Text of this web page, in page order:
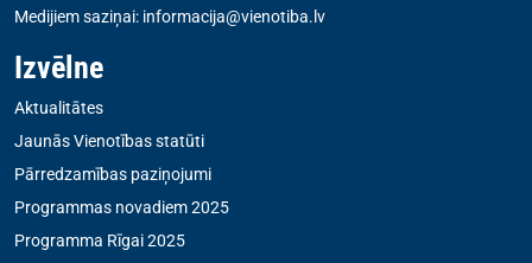
Medijiem saziņai: informacija@vienotiba.lv
Izvēlne
Aktualitātes
Jaunās Vienotības statūti
Pārredzamības paziņojumi
Programmas novadiem 2025
Programma Rīgai 2025